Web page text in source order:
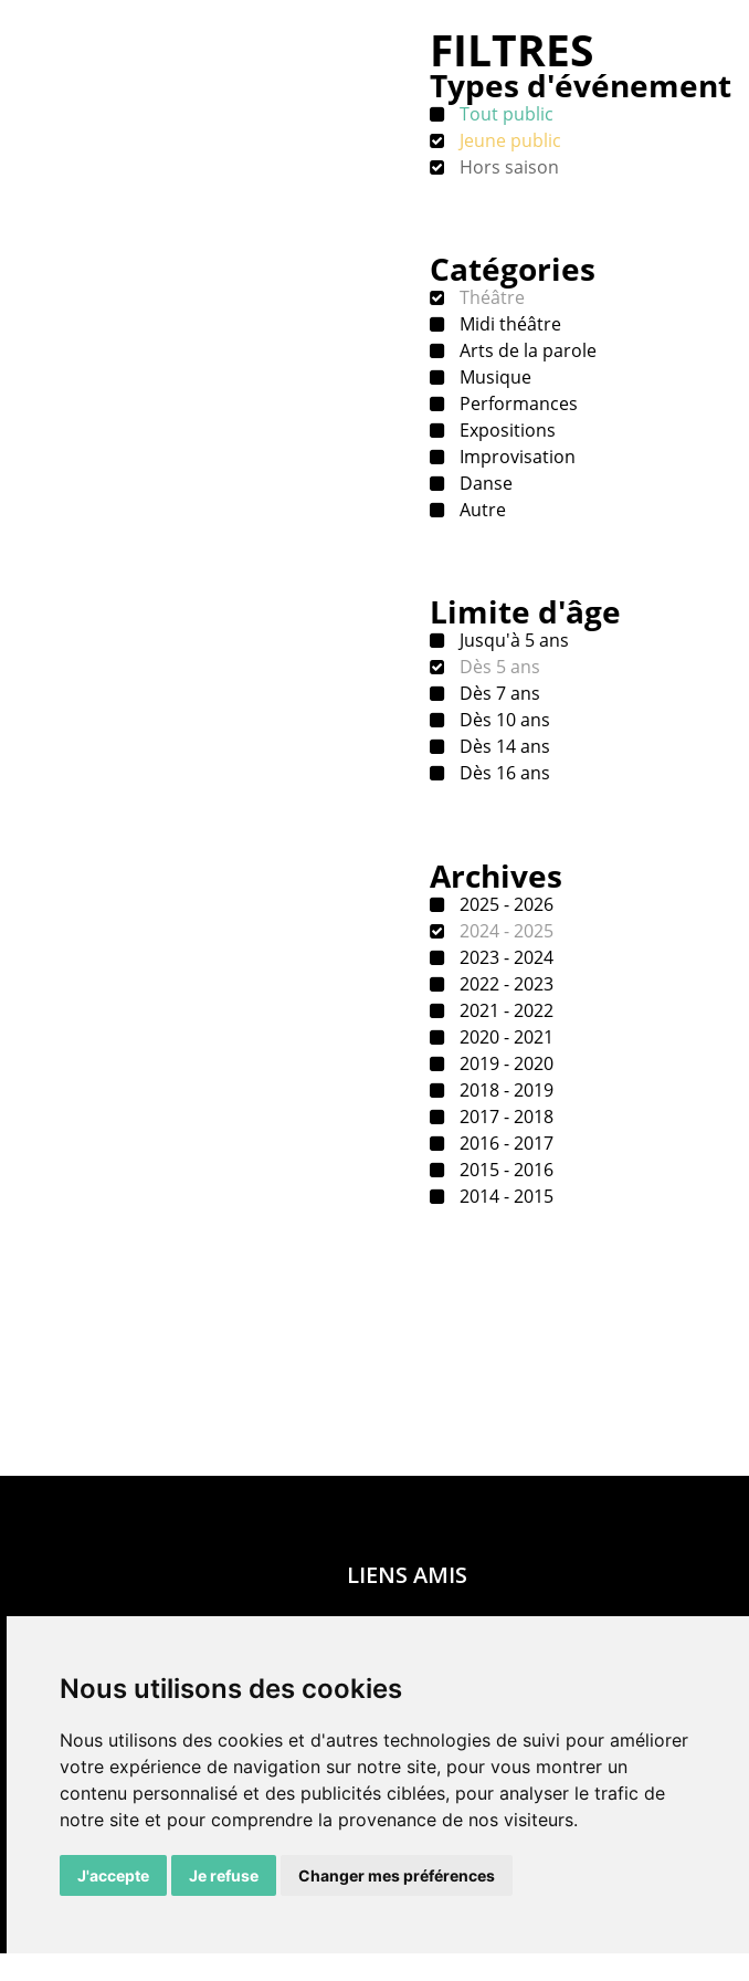
Nous utilisons des cookies
Nous utilisons des cookies et d'autres technologies de suivi pour améliorer
votre expérience de navigation sur notre site, pour vous montrer un
contenu personnalisé et des publicités ciblées, pour analyser le trafic de
notre site et pour comprendre la provenance de nos visiteurs.
J'accepte Je refuse Changer mes préférences
FILTRES
Types d'événement
Tout public
Jeune public
Hors saison
Catégories
Théâtre
Midi théâtre
Arts de la parole
Musique
Performances
Expositions
Improvisation
Danse
Autre
Limite d'âge
Jusqu'à 5 ans
Dès 5 ans
Dès 7 ans
Dès 10 ans
Dès 14 ans
Dès 16 ans
Archives
2025 - 2026
2024 - 2025
2023 - 2024
2022 - 2023
2021 - 2022
2020 - 2021
2019 - 2020
2018 - 2019
2017 - 2018
2016 - 2017
2015 - 2016
2014 - 2015
LIENS AMIS